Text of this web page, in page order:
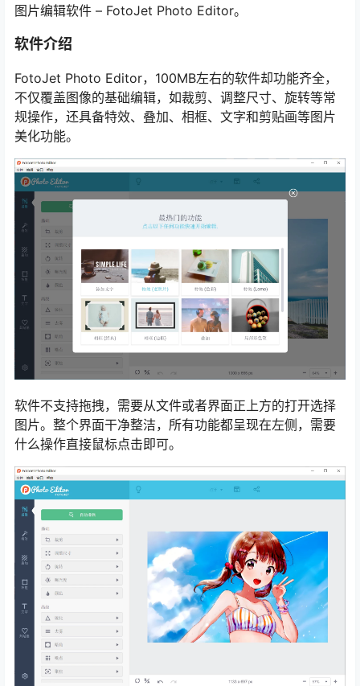
图片编辑软件 – FotoJet Photo Editor。
软件介绍
FotoJet Photo Editor，100MB左右的软件却功能齐全，
不仅覆盖图像的基础编辑，如裁剪、调整尺寸、旋转等常
规操作，还具备特效、叠加、相框、文字和剪贴画等图片
美化功能。
软件不支持拖拽，需要从文件或者界面正上方的打开选择
图片。整个界面干净整洁，所有功能都呈现在左侧，需要
什么操作直接鼠标点击即可。